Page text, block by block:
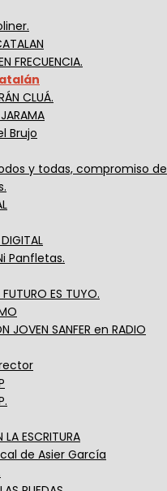
FRECUENCIA.
CLUÁ.
Brujo
y todas, compromiso de
Panfletas.
ES TUYO.
JOVEN SANFER en RADIO
LA ESCRITURA
de Asier García